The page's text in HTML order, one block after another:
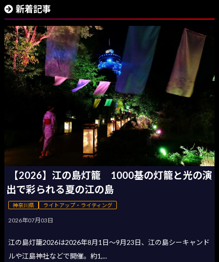
新着記事
【2026】江の島灯籠 1000基の灯籠と光の演
出で彩られる夏の江の島
神奈川県 ライトアップ・ライティング
2026年07月03日
江の島灯籠2026は2026年8月1日〜9月23日、江の島シーキャンド
ルや江島神社などで開催。約1,...